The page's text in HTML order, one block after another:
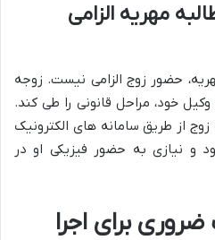
مهریه الزامی
حضور زوج الزامی نیست. زوجه
خود، مراحل قانونی را طی کند.
زوج از طریق سامانه های الکترونیک
و نیازی به حضور فیزیکی او در
برای اجرا